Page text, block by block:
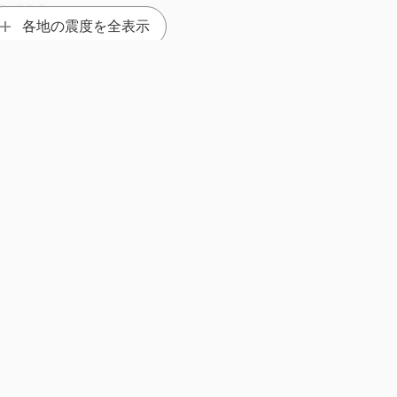
町多良
諫早市東小路町（旧）
各地の震度を全表示